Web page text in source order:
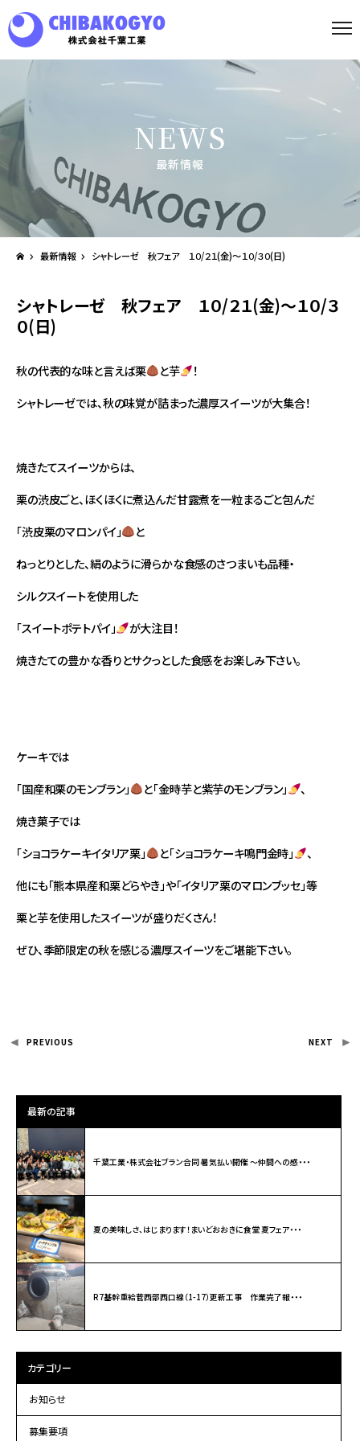
NEWS
最新情報
最新情報 シャトレーゼ 秋フェア １０/２１(金)～１０/３０(日)
シャトレーゼ 秋フェア １０/２１(金)～１０/３
０(日)
秋の代表的な味と言えば栗 と芋
！
シャトレーゼでは、秋の味覚が詰まった濃厚スイーツが大集合！
焼きたてスイーツからは、
栗の渋皮ごと、ほくほくに煮込んだ甘露煮を一粒まるごと包んだ
「渋皮栗のマロンパイ」
と
ねっとりとした、絹のように滑らかな食感のさつまいも品種・
シルクスイートを使用した
「スイートポテトパイ」
が大注目！
焼きたての豊かな香りとサクっとした食感をお楽しみ下さい。
ケーキでは
「国産和栗のモンブラン」
と「金時芋と紫芋のモンブラン」
、
焼き菓子では
「ショコラケーキイタリア栗」
と「ショコラケーキ鳴門金時」
、
他にも「熊本県産和栗どらやき」や「イタリア栗のマロンブッセ」等
栗と芋を使用したスイーツが盛りだくさん！
ぜひ、季節限定の秋を感じる濃厚スイーツをご堪能下さい。
PREVIOUS NEXT
最新の記事
千葉工業・株式会社ブラン合同 暑気払い開催 ～仲間への感・・・
夏の美味しさ、はじまります！まいどおおきに食堂 夏フェア・・・
R7基幹重給菅西部西口線（1-17）更新工事 作業完了報・・・
カテゴリー
お知らせ
募集要項